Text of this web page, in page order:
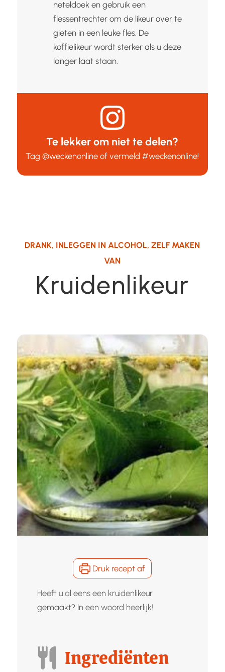
neteldoek en gebruik een
flessentrechter om de likeur over te
gieten in een leuke fles. De
koffielikeur wordt sterker als u deze
langer laat staan.
Te lekker om niet te delen?
Tag@weckenonline of vermeld#weckenonline!
DRANK, INLEGGEN IN ALCOHOL,ZELF MAKEN
VAN
Kruidenlikeur
Druk recept af
Heeft u al eens een kruidenlikeur
gemaakt? In een woord heerlijk!
Ingrediënten